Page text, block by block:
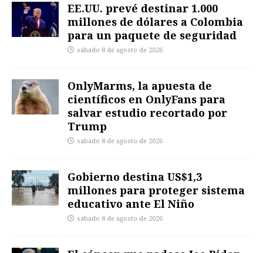
EE.UU. prevé destinar 1.000
millones de dólares a Colombia
para un paquete de seguridad
sábado 8 de agosto de 2026
OnlyMarms, la apuesta de
científicos en OnlyFans para
salvar estudio recortado por
Trump
sábado 8 de agosto de 2026
Gobierno destina US$1,3
millones para proteger sistema
educativo ante El Niño
sábado 8 de agosto de 2026